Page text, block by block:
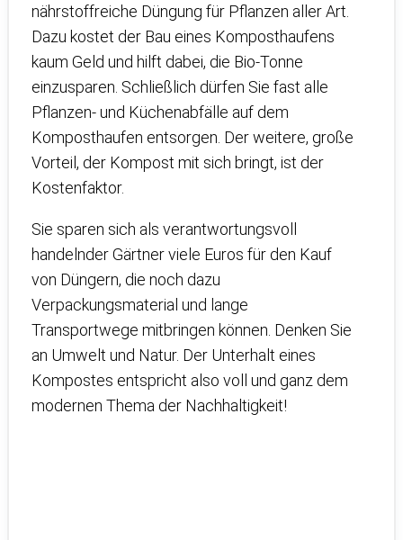
nährstoffreiche Düngung für Pflanzen aller Art.
Dazu kostet der Bau eines Komposthaufens
kaum Geld und hilft dabei, die Bio-Tonne
einzusparen. Schließlich dürfen Sie fast alle
Pflanzen- und Küchenabfälle auf dem
Komposthaufen entsorgen. Der weitere, große
Vorteil, der Kompost mit sich bringt, ist der
Kostenfaktor.
Sie sparen sich als verantwortungsvoll
handelnder Gärtner viele Euros für den Kauf
von Düngern, die noch dazu
Verpackungsmaterial und lange
Transportwege mitbringen können. Denken Sie
an Umwelt und Natur. Der Unterhalt eines
Kompostes entspricht also voll und ganz dem
modernen Thema der Nachhaltigkeit!